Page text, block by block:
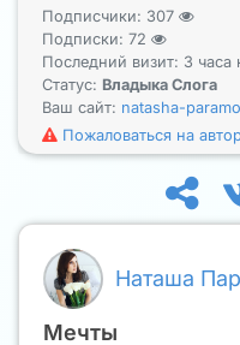
Подписчики: 307
Подписки: 72
Последний визит: 3 часа
Статус: Владыка Слога
Ваш сайт: natasha-
Пожаловаться на
Наташа
Мечты